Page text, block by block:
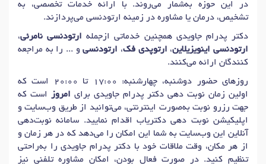
در این حوزه به‌شمار می‌روند. با ارائه خدمات تخصصی، به
تشخیص، درمان یا مشاوره در زمینه ارتودنسی می‌پردازند.
دکتر پدرام جاویدی همچنین خدماتی ازجمله ارتودنسی نامرئی،
ارتودنسی اینویزیلاین، ارتوپدی فک، ارتودنسیو ... را به مراجعه
کنندگان ارائه می‌کنند.
روزهای حضور دوشنبه، چهارشنبه: 17:00 تا 20:00 است که
اولین زمان نوبت دهی دکتر پدرام جاویدی برای امروز
است که
جهت رزرو نوبت به‌صورت اینترنتی، می‌توانید از طریق وب‌سایت و
اپلیکیشن نوبت دهی دکتریاب اقدام نمایید. سامانه نوبت‌دهی
آنلاین این وب‌سایت به شما این امکان را می‌دهد که در هر زمان و
از هر مکان، وقت ملاقات خود با دکتر پدرام جاویدی را به‌راحتی
تنظیم کنید. در صورت فعال بودن، امکان مشاوره تلفنی نیز